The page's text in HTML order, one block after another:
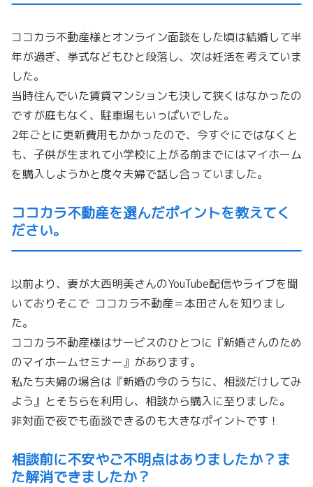
ココカラ不動産様とオンライン面談をした頃は結婚して半
年が過ぎ、挙式などもひと段落し、次は妊活を考えていま
した。
当時住んでいた賃貸マンションも決して狭くはなかったの
ですが庭もなく、駐車場もいっぱいでした。
2年ごとに更新費用もかかったので、今すぐにではなくと
も、 子供が生まれて小学校に上がる前までにはマイホーム
を購入しようかと度々夫婦で話し合っていました。
ココカラ不動産を選んだポイントを教えてく
ださい。
以前より、 妻が大西明美さんのYouTube配信やライブを聞
いておりそこで ココカラ不動産＝本田さんを知りまし
た。
ココカラ不動産様はサービスのひとつに『新婚さんのため
のマイホームセミナー』があります。
私たち夫婦の場合は『新婚の今のうちに、相談だけしてみ
よう』 とそちらを利用し、相談から購入に至りました。
非対面で夜でも面談できるのも大きなポイントです！
相談前に不安やご不明点はありましたか？ま
た解消できましたか？